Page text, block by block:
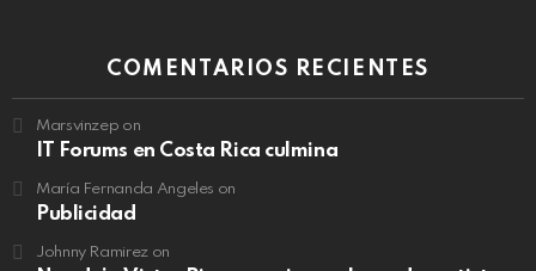
COMENTARIOS RECIENTES
Marsvinzep on
IT Forums en Costa Rica culmina
María Fernanda Angeles on
Publicidad
Johnny Ramirezon